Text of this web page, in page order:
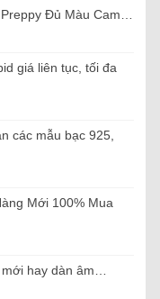
Đủ Màu Cam…
giá liên tục, tối đa
các mẫu bạc 925,
Mới 100% Mua
mới hay dàn âm…